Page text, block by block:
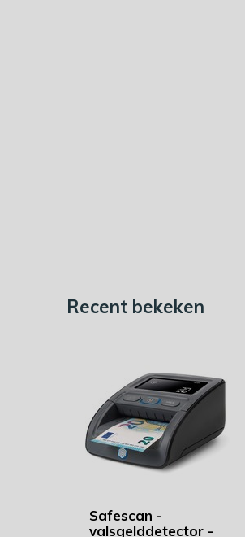
Recent bekeken
Safescan -
valsgelddetector -